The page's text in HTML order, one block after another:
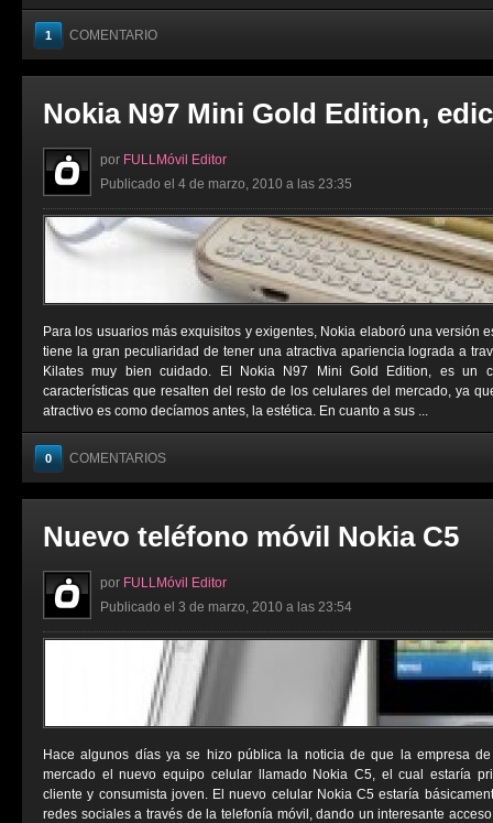
1 COMENTARIO
Nokia N97 Mini Gold Edition,
por FULLMóvil Editor
Publicado el 4 de marzo, 2010 a las 23:35
Para los usuarios más exquisitos y exigentes, Nokia elaboró una versión
tiene la gran peculiaridad de tener una atractiva apariencia lograda a
Kilates muy bien cuidado. El Nokia N97 Mini Gold Edition, es un
características que resalten del resto de los celulares del mercado, ya
atractivo es como decíamos antes, la estética. En cuanto a sus ...
0 COMENTARIOS
Nuevo teléfono móvil Nokia C5
por FULLMóvil Editor
Publicado el 3 de marzo, 2010 a las 23:54
Hace algunos días ya se hizo pública la noticia de que la empresa
mercado el nuevo equipo celular llamado Nokia C5, el cual estaría
cliente y consumista joven. El nuevo celular Nokia C5 estaría
redes sociales a través de la telefonía móvil, dando un interesante